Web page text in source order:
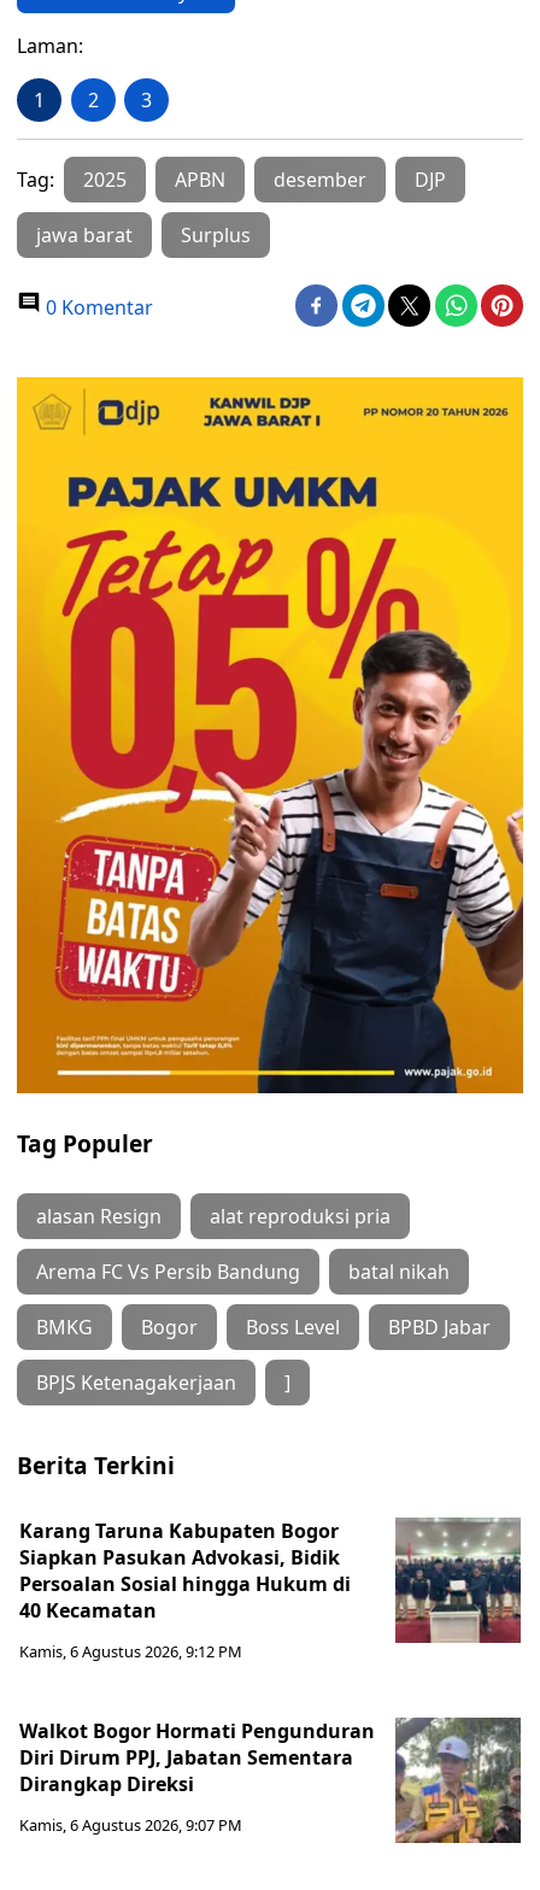
Laman:
1 2 3
Tag: 2025 APBN desember DJP
jawa barat Surplus
0 Komentar
Tag Populer
alasan Resign alat reproduksi pria
Arema FC Vs Persib Bandung batal nikah
BMKG Bogor Boss Level BPBD Jabar
BPJS Ketenagakerjaan ]
Berita Terkini
Karang Taruna Kabupaten Bogor
Siapkan Pasukan Advokasi, Bidik
Persoalan Sosial hingga Hukum di
40 Kecamatan
Kamis, 6 Agustus 2026, 9:12 PM
Walkot Bogor Hormati Pengunduran
Diri Dirum PPJ, Jabatan Sementara
Dirangkap Direksi
Kamis, 6 Agustus 2026, 9:07 PM